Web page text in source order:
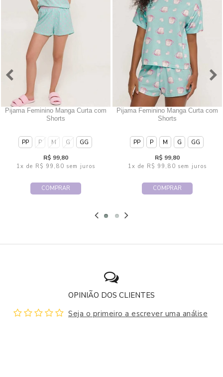
Pijama Feminino Manga Curta com
Shorts
PP P M G
GG
R$ 99,80
1x de R$ 99,80 sem juros
COMPRAR
Pijama Feminino Manga Curta com
Shorts
PP P M G
GG
R$ 99,80
1x de R$ 99,80 sem juros
COMPRAR
OPINIÃO DOS CLIENTES
Seja o primeiro a escrever uma análise